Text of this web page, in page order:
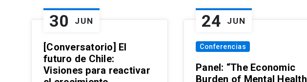
30 JUN
[Conversatorio] El
futuro de Chile:
Visiones para reactivar
24 JUN
Conferencias
Panel: “The Economic
Burden of Mental Health